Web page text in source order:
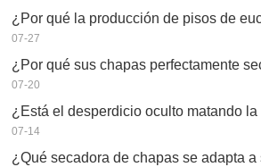
07-27
07-20
07-14
¿Qué secadora de chapas se adapta a